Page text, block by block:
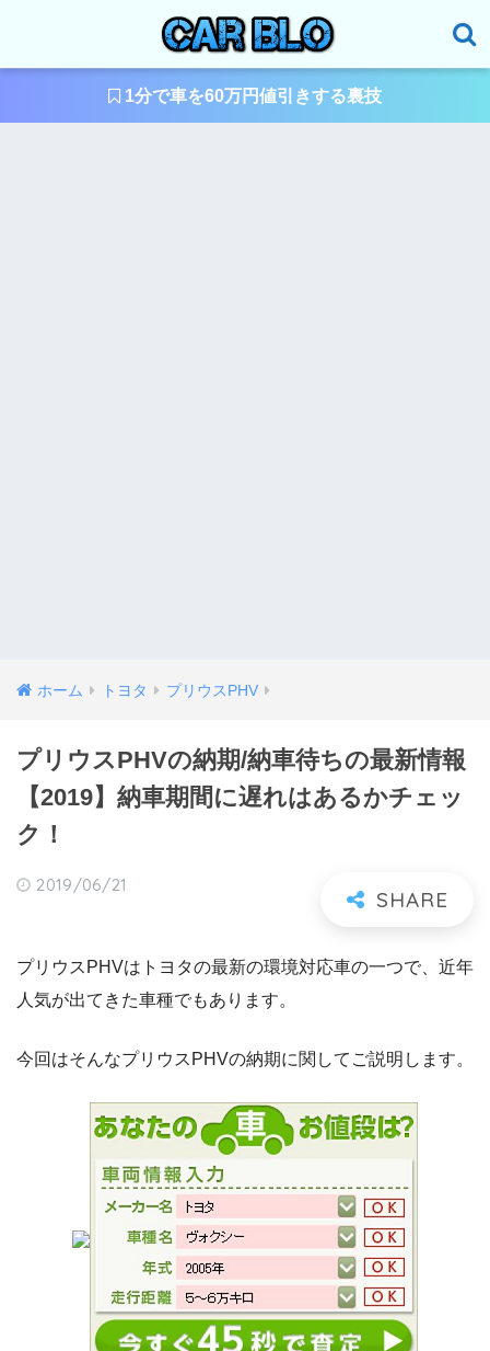
1分で車を60万円値引きする裏技
ホーム トヨタ プリウスPHV
プリウスPHVの納期/納車待ちの最新情報
【2019】納車期間に遅れはあるかチェッ
ク！
2019/06/21
プリウスPHVはトヨタの最新の環境対応車の一つで、近年
人気が出てきた車種でもあります。
今回はそんなプリウスPHVの納期に関してご説明します。